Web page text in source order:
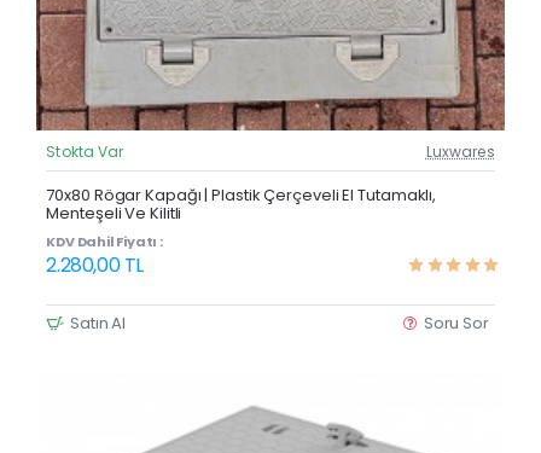
Güncel Fiyat
Stokta Var Luxwares
70x80 Rögar Kapağı | Plastik Çerçeveli El Tutamaklı,
Menteşeli Ve Kilitli
KDV Dahil Fiyatı :
2.280,00 TL
Satın Al Soru Sor